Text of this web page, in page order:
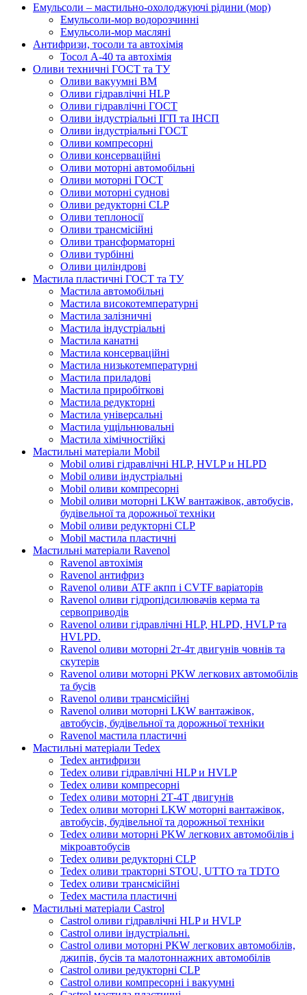
Емульсоли – мастильно-охолоджуючі рідини (мор)
Емульсоли-мор водорозчинні
Емульсоли-мор масляні
Антифризи, тосоли та автохімія
Тосол А-40 та автохімія
Оливи техничні ГОСТ та ТУ
Оливи вакуумні ВМ
Оливи гідравлічні HLP
Оливи гідравлічні ГОСТ
Оливи індустріальні ІГП та ІНСП
Оливи індустріальні ГОСТ
Оливи компресорні
Оливи консерваційні
Оливи моторні автомобільні
Оливи моторні ГОСТ
Оливи моторні суднові
Оливи редукторні CLP
Оливи теплоносії
Оливи трансмісійні
Оливи трансформаторні
Оливи турбінні
Оливи циліндрові
Мастила пластичні ГОСТ та ТУ
Мастила автомобільні
Мастила високотемпературні
Мастила залізничні
Мастила індустріальні
Мастила канатні
Мастила консерваційні
Мастила низькотемпературні
Мастила приладові
Мастила приробіткові
Мастила редукторні
Мастила універсальні
Мастила ущільнювальні
Мастила хімічностійкі
Мастильні матеріали Mobil
Mobil оливі гідравлічні HLP, HVLP и HLPD
Mobil оливи індустріальні
Mobil оливи компресорні
Mobil оливи моторні LKW вантажівок, автобусів,
будівельної та дорожньої техніки
Mobil оливи редукторні CLP
Mobil мастила пластичні
Мастильні матеріали Ravenol
Ravenol автохімія
Ravenol антифриз
Ravenol оливи ATF акпп і CVTF варіаторів
Ravenol оливи гідропідсилювачів керма та
сервоприводів
Ravenol оливи гідравлічні HLP, HLPD, HVLP та
HVLPD.
Ravenol оливи моторні 2т-4т двигунів човнів та
скутерів
Ravenol оливи моторні PKW легкових автомобілів
та бусів
Ravenol оливи трансмісійні
Ravenol оливи моторні LKW вантажівок,
автобусів, будівельної та дорожньої техніки
Ravenol мастила пластичні
Мастильні матеріали Tedex
Tedex антифризи
Tedex оливи гідравлічні HLP и HVLP
Tedex оливи компресорні
Tedex оливи моторні 2Т-4Т двигунів
Tedex оливи моторні LKW моторні вантажівок,
автобусів, будівельної та дорожньої техніки
Tedex оливи моторні PKW легкових автомобілів і
мікроавтобусів
Tedex оливи редукторні CLP
Tedex оливи тракторні STOU, UTTO та TDTO
Tedex оливи трансмісійні
Tedex мастила пластичні
Мастильні матеріали Castrol
Castrol оливи гідравлічні HLP и HVLP
Castrol оливи індустріальні.
Castrol оливи моторні PKW легкових автомобілів,
джипів, бусів та малотоннажних автомобілів
Castrol оливи редукторні CLP
Castrol оливи компресорні і вакуумні